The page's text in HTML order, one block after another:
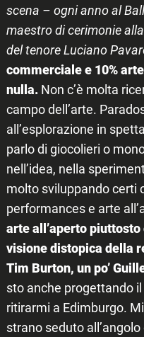
scena – ogni anno al
maestro di cerimonie
del tenore Luciano
commerciale e 10%
nulla. Non c’è molta
campo dell’arte.
all’esplorazione in
parlo di giocolieri o
nell’idea, nella
molto sviluppando certi
performances e arte
arte all’aperto
visione distopica della
Tim Burton, un po’
sto anche progettando
ritirarmi a Edimburgo.
strano seduto